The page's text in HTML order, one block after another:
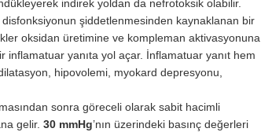
indirek yoldan da nefrotoksik olabilir.
şiddetlenmesinden kaynaklanan bir
oksidan üretimine ve kompleman aktivasyonuna
yanıta yol açar. İnflamatuar yanıt hem
hipovolemi, myokard depresyonu,
sonra göreceli olarak sabit hacimli
gelir. 30 mmHg’nın üzerindeki basınç değerleri